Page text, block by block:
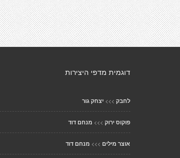
דוגמית מדפי היצירות
לחבק >>> יצחק גור
פוקוס ירוק >>> מנחם דוד
אוצר מילים >>> מנחם דוד